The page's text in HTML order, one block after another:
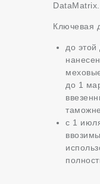
DataMatrix.
Ключевая
до этой
до 1
с 1